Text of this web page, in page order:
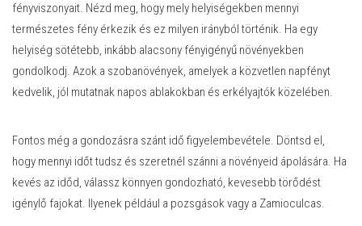
fényviszonyait. Nézd meg, hogy mely helyiségekben mennyi
természetes fény érkezik és ez milyen irányból történik. Ha egy
helyiség sötétebb, inkább alacsony fényigényű növényekben
gondolkodj. Azok a szobanövények, amelyek a közvetlen napfényt
kedvelik, jól mutatnak napos ablakokban és erkélyajtók közelében.
Fontos még a gondozásra szánt idő figyelembevétele. Döntsd el,
hogy mennyi időt tudsz és szeretnél szánni a növényeid ápolására. Ha
kevés az időd, válassz könnyen gondozható, kevesebb törődést
igénylő fajokat. Ilyenek például a pozsgások vagy a Zamioculcas.